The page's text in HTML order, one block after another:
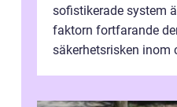
sofistikerade system
faktorn fortfarande
säkerhetsrisken inom